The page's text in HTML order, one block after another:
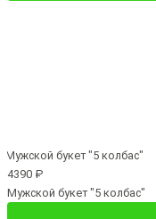
4390 ₽
Мужской букет "5 колбас"